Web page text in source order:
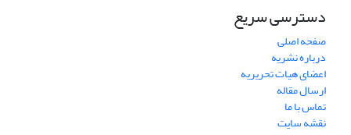
دسترسی سریع
صفحه اصلی
درباره نشریه
اعضای هیات تحریریه
ارسال مقاله
تماس با ما
نقشه سایت